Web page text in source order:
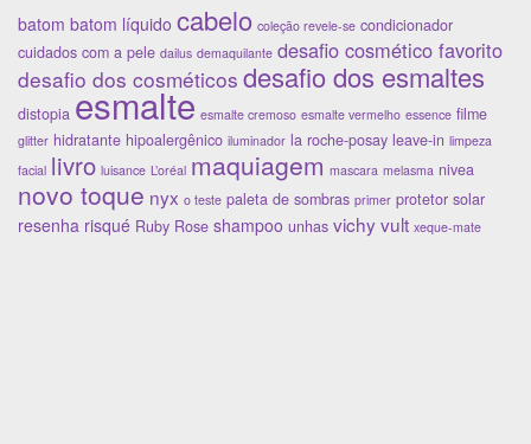
batom batom líquido cabelo coleção revele-se condicionador
cuidados com a pele dailus demaquilante desafio cosmético favorito
desafio dos cosméticos desafio dos esmaltes
distopia esmalte esmalte cremoso esmalte vermelho essence filme
glitter hidratante hipoalergênico iluminador la roche-posay leave-in limpeza
facial livro luisance L’oréal maquiagem mascara melasma nivea
novo toque nyx o teste paleta de sombras primer protetor solar
resenha risqué Ruby Rose shampoo unhas vichyvult xeque-mate